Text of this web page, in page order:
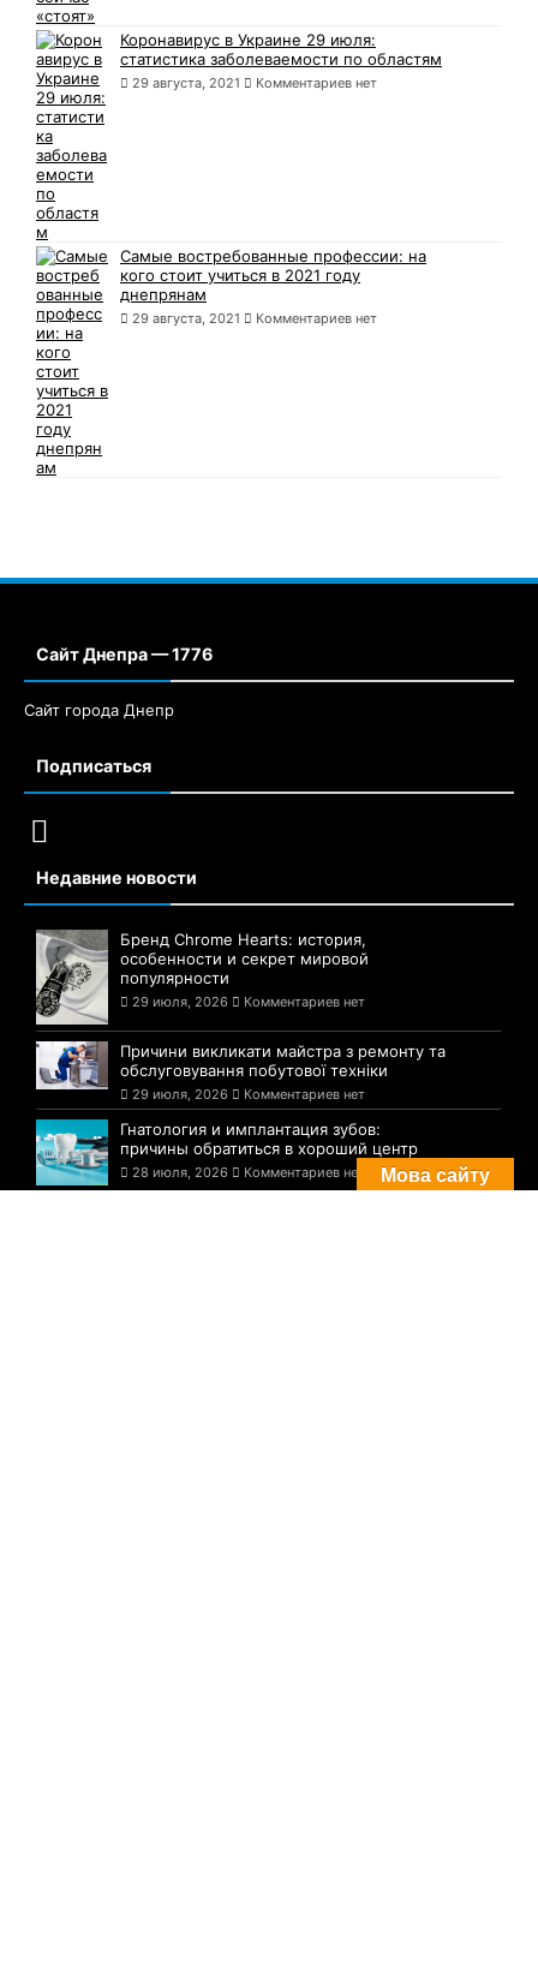
Коронавирус в Украине 29 июля:
статистика заболеваемости по областям
29 августа, 2021 Комментариев нет
Самые востребованные профессии: на
кого стоит учиться в 2021 году
днепрянам
29 августа, 2021 Комментариев нет
Сайт Днепра — 1776
Сайт города Днепр
Подписаться
Недавние новости
Бренд Chrome Hearts: история,
особенности и секрет мировой
популярности
29 июля, 2026 Комментариев нет
Причини викликати майстра з ремонту та
обслуговування побутової техніки
29 июля, 2026 Комментариев нет
Гнатология и имплантация зубов:
причины обратиться в хороший центр
28 июля, 2026 Комментариев нет Мова сайту